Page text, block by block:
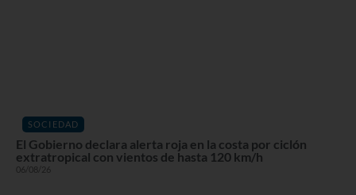
SOCIEDAD
El Gobierno declara alerta roja en la costa por ciclón
extratropical con vientos de hasta 120 km/h
06/08/26